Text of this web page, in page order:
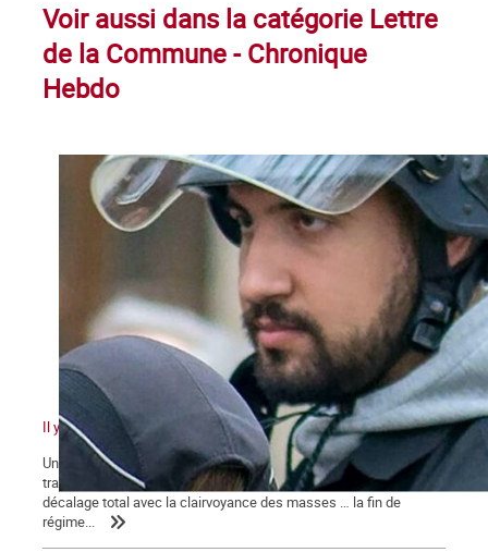
Voir aussi dans la catégorie Lettre
de la Commune - Chronique
Hebdo
Il y a quelque chose de pourri au royaume de Macron
Un pouvoir en marche pour sa réélection qui n’en finit pas de
traîner des casseroles judiciaires … Une classe politique en
décalage total avec la clairvoyance des masses … la fin de
régime...